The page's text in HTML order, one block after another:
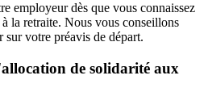
employeur dès que vous connaissez
la retraite. Nous vous conseillons
sur votre préavis de départ.
de solidarité aux